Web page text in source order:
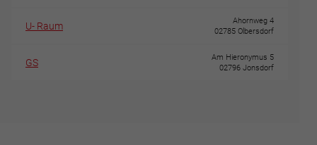
U- Raum
Ahornweg 4
02785 Olbersdorf
GS
Am Hieronymus 5
02796 Jonsdorf